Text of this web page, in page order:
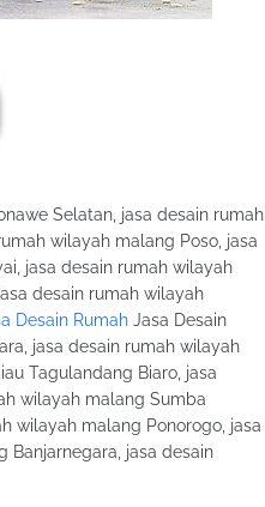
Selatan, jasa desain rumah
wilayah malang Poso, jasa
jasa desain rumah wilayah
desain rumah wilayah
Desain Rumah Jasa Desain
jasa desain rumah wilayah
Tagulandang Biaro, jasa
wilayah malang Sumba
wilayah malang Ponorogo, jasa
Banjarnegara, jasa desain